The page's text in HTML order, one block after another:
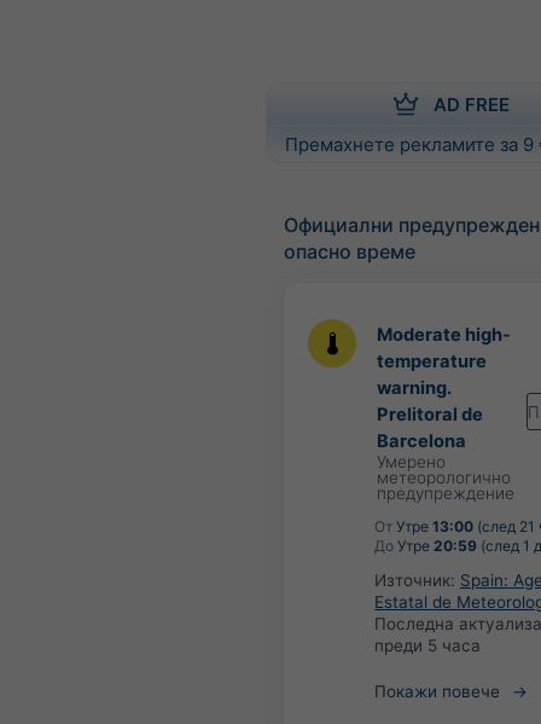
AD FREE
Премахнете рекламите за
Официални
опасно време
Moderate high-
temperature
warning.
Prelitoral de
Barcelona
Умерено
метеорологично
предупреждение
От Утре 13:00 (след 21
До Утре 20:59 (след 1
Източник: Spain:
Estatal de
Последна
преди 5 часа
Покажи повече